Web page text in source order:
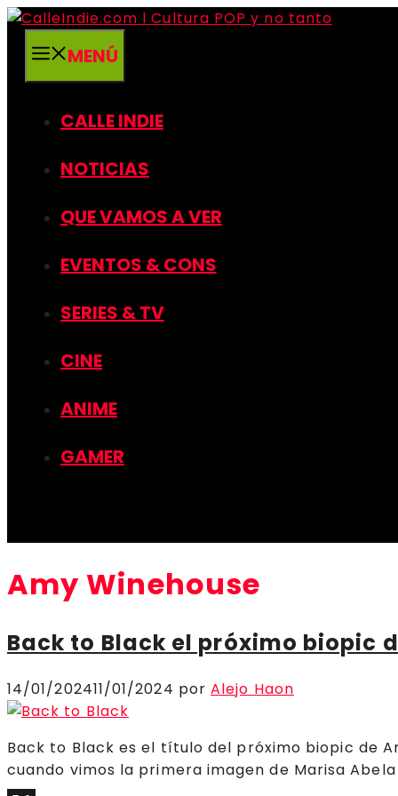
Saltar
contenidoMENÚ
CALLE INDIE
NOTICIAS
QUE VAMOS A VER
EVENTOS & CONS
SERIES & TV
CINE
ANIME
GAMER
Amy Winehouse
Back to Black el próximo biopic
14/01/202411/01/2024 porAlejo Haon
Back to Black es el título del próximo biopic de
cuando vimos la primera imagen de Marisa Abela